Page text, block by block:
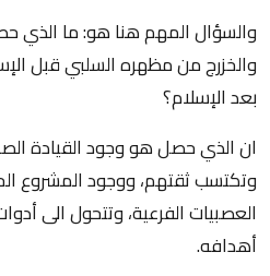
والسؤال المهم هنا هو: ما الذي
والخزرج من مظهره السلبي قبل
بعد الإسلام؟
ان الذي حصل هو وجود القيادة
وتكتسب ثقتهم، ووجود المشروع
العصبيات الفرعية، وتتحول الى
أهدافه.